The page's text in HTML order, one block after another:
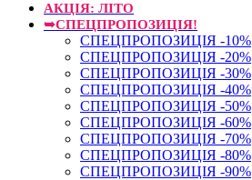
АКЦІЯ: ЛІТО
➥СПЕЦПРОПОЗИЦІЯ!
СПЕЦПРОПОЗИЦІЯ -10%
СПЕЦПРОПОЗИЦІЯ -20%
СПЕЦПРОПОЗИЦІЯ -30%
СПЕЦПРОПОЗИЦІЯ -40%
СПЕЦПРОПОЗИЦІЯ -50%
СПЕЦПРОПОЗИЦІЯ -60%
СПЕЦПРОПОЗИЦІЯ -70%
СПЕЦПРОПОЗИЦІЯ -80%
СПЕЦПРОПОЗИЦІЯ -90%